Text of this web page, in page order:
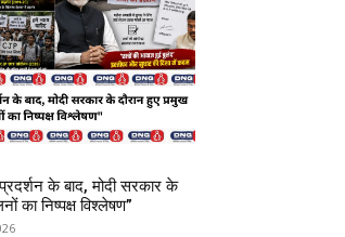
के बाद, मोदी सरकार के
का निष्पक्ष विश्लेषण”